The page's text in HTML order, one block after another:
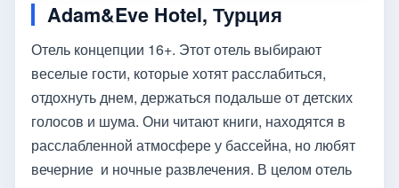
Adam&Eve Hotel, Турция
Отель концепции 16+. Этот отель выбирают
веселые гости, которые хотят расслабиться,
отдохнуть днем, держаться подальше от детских
голосов и шума. Они читают книги, находятся в
расслабленной атмосфере у бассейна, но любят
вечерние и ночные развлечения. В целом отель